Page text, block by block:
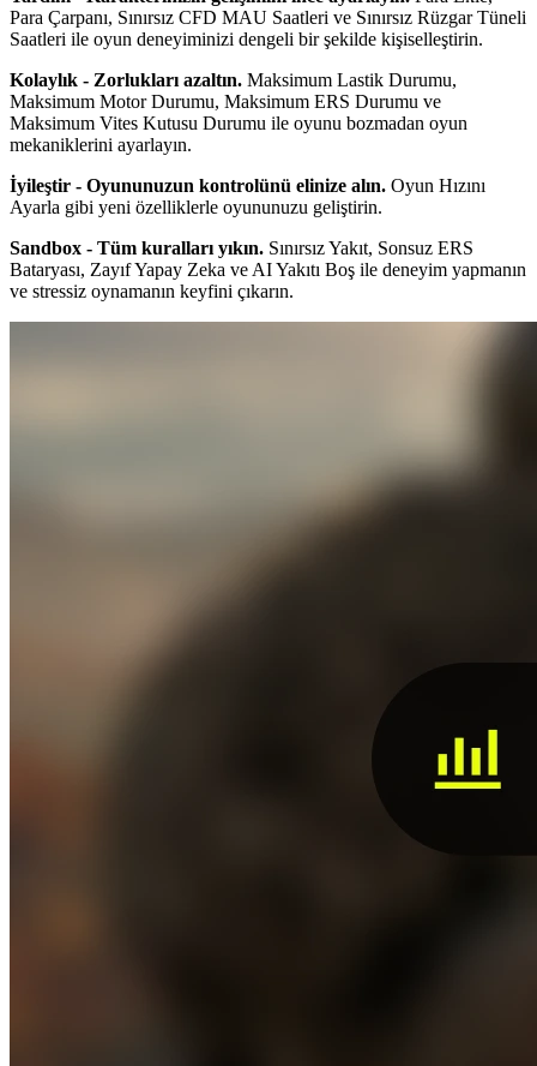
Para Çarpanı, Sınırsız CFD MAU Saatleri ve Sınırsız Rüzgar Tüneli
Saatleri ile oyun deneyiminizi dengeli bir şekilde kişiselleştirin.
Kolaylık - Zorlukları azaltın. Maksimum Lastik Durumu,
Maksimum Motor Durumu, Maksimum ERS Durumu ve
Maksimum Vites Kutusu Durumu ile oyunu bozmadan oyun
mekaniklerini ayarlayın.
İyileştir - Oyununuzun kontrolünü elinize alın. Oyun Hızını
Ayarla gibi yeni özelliklerle oyununuzu geliştirin.
Sandbox - Tüm kuralları yıkın. Sınırsız Yakıt, Sonsuz ERS
Bataryası, Zayıf Yapay Zeka ve AI Yakıtı Boş ile deneyim yapmanın
ve stressiz oynamanın keyfini çıkarın.